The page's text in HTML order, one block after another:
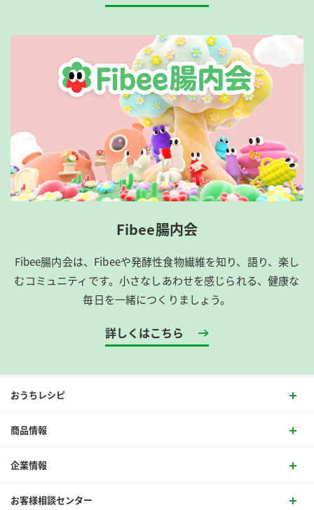
Fibee腸内会
Fibee腸内会は、​Fibeeや発酵性食物繊維を知り、語り、楽し
むコミュニティです。​小さなしあわせを感じられる、健康な
毎日を一緒につくりましょう。
詳しくはこちら
おうちレシピ
商品情報
企業情報
お客様相談センター